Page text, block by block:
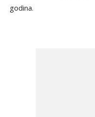
godina.